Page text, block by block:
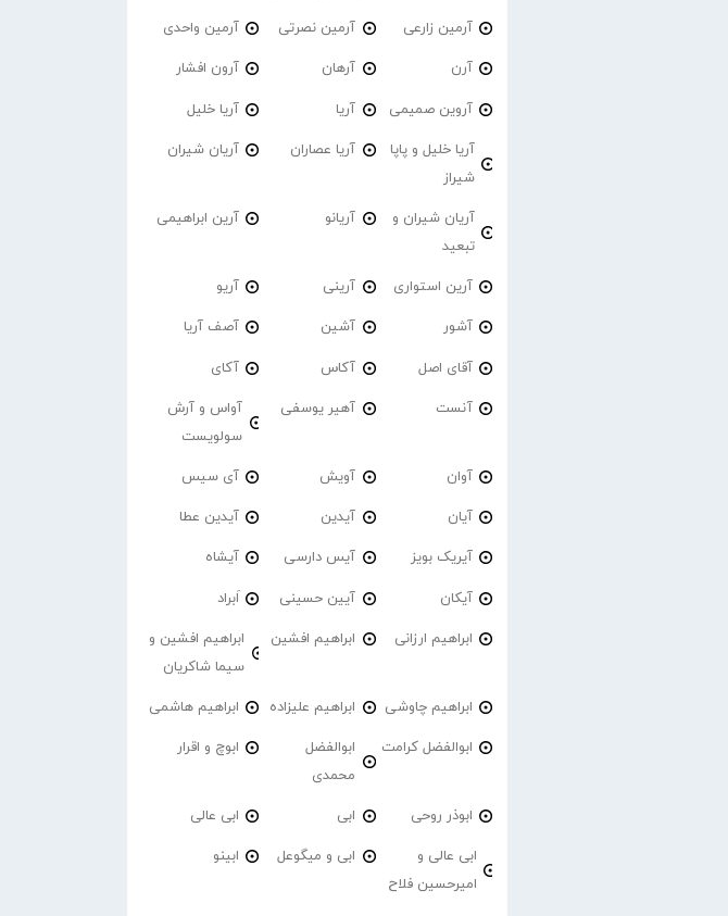
آرمین زارعی آرمین نصرتی آرمین واحدی
آرن آرهان آرون افشار
آروین صمیمی آریا آریا خلیل
آریا خلیل و پاپا
شیراز
آریا عصاران آریان شیران
آریان شیران و
تبعید
آریانو آرین ابراهیمی
آرین استواری آرینی آریو
آشور آشین آصف آریا
آقای اصل آکاس آکای
آنست آهیر یوسفی
آواس و آرش
سولویست
آوان آویش آی سیس
آیان آیدین آیدین عطا
آیریک بویز آیس دارسی آیشاه
آیکان آیین حسینی اَبراد
ابراهیم ارزانی ابراهیم افشین
ابراهیم افشین و
سیما شاکریان
ابراهیم چاوشی ابراهیم علیزاده ابراهیم هاشمی
ابوالفضل کرامت
ابوالفضل
محمدی
ابوچ و اقرار
ابوذر روحی ابی ابی عالی
ابی عالی و
امیرحسین فلاح
ابی و میگوعل ابینو